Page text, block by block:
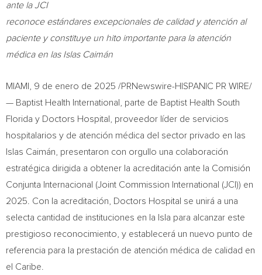
ante la JCI
reconoce estándares excepcionales de calidad y atención al
paciente y constituye un hito importante para la atención
médica en las Islas Caimán
MIAMI 9 de enero de 2025 /PRNewswire-HISPANIC PR WIRE/
— Baptist Health International, parte de Baptist Health South
Florida y Doctors Hospital, proveedor líder de servicios
hospitalarios y de atención médica del sector privado en las
Islas Caimán, presentaron con orgullo una colaboración
estratégica dirigida a obtener la acreditación ante la Comisión
Conjunta Internacional (Joint Commission International (JCI)) en
2025. Con la acreditación, Doctors Hospital se unirá a una
selecta cantidad de instituciones en la Isla para alcanzar este
prestigioso reconocimiento, y establecerá un nuevo punto de
referencia para la prestación de atención médica de calidad en
el Caribe.